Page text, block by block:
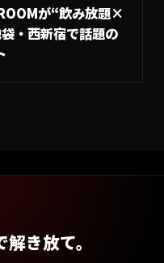
が“飲み放題×
・西新宿で話題の
き放て。